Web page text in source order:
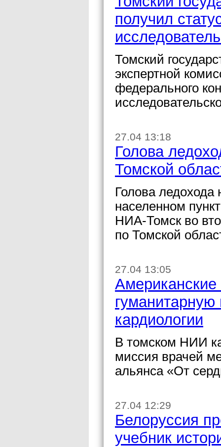
получил
Томский
экспертной
федерального
27.04 13:18
Голова
Томской
Голова
населенном
НИА-Томск во
по Томской
27.04 13:05
Американские
кардиологии
В томском НИИ
миссия врачей
альянса «От
27.04 12:29
Белоруссия
учебник